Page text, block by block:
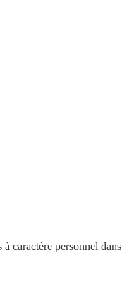
caractère personnel